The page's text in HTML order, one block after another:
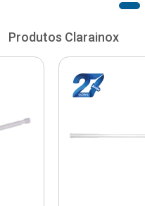
Produtos Clarainox